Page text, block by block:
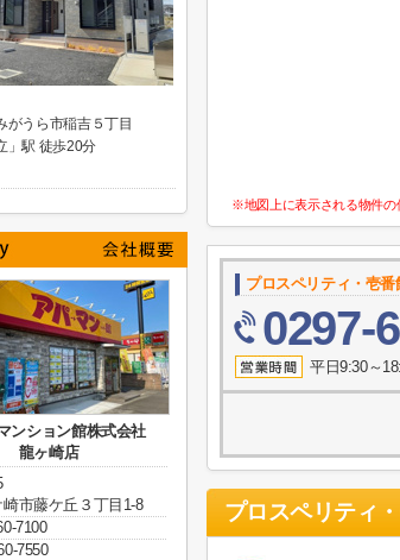
※地図上に表示される物件の
プロスペリティ・壱番
0297-
平日9:30～
プロスペリティ
がうら市稲吉５丁目
」駅 徒歩20分
ンション館株式会社
龍ヶ崎店
市藤ケ丘３丁目1-8
7100
7550